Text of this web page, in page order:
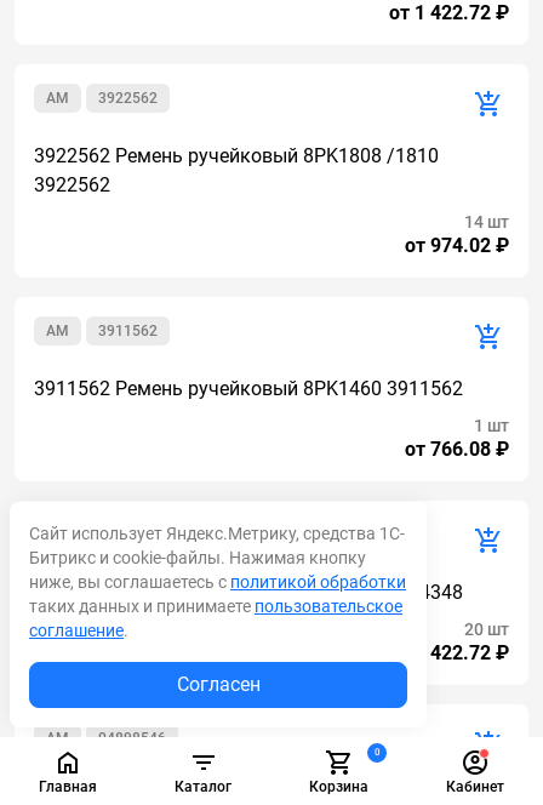
Главная Каталог
0
Корзина Кабинет
от 1 422.72 ₽
3922562
AM
3922562 Ремень ручейковый 8PK1808 /1810
3922562
от 974.02 ₽
14 шт
3911562
AM
3911562 Ремень ручейковый 8PK1460 3911562
от 766.08 ₽
1 шт
3034348
AM
3034348 Ремень ручейковый 8PK1230 3034348
от 1 422.72 ₽
20 шт
04898546
AM
04898546 Ремень ручейковый 8PK1230 04898546
Сайт использует Яндекс.Метрику, средства 1С-
Битрикс и cookie-файлы. Нажимая кнопку
ниже, вы соглашаетесь с политикой обработки
таких данных и принимаете пользовательское
соглашение.
Согласен